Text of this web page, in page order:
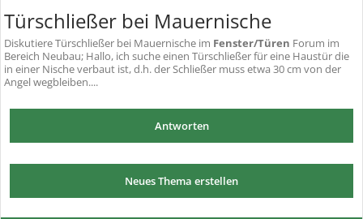
Türschließer bei Mauernische
DiskutiereTürschließer bei Mauernische im Fenster/Türen Forum im
Bereich Neubau; Hallo, ich suche einen Türschließer für eine Haustür die
in einer Nische verbaut ist, d.h. der Schließer muss etwa 30 cm von der
Angel wegbleiben....
Antworten
Neues Thema erstellen